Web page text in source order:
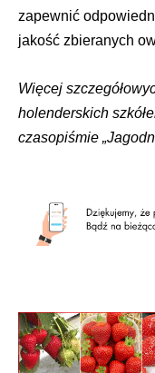
zapewnić
jakość zbieranych
Więcej
holenderskich
czasopiśmie